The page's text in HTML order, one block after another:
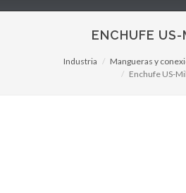
ENCHUFE US-
Industria Mangueras y
Enchufe US-